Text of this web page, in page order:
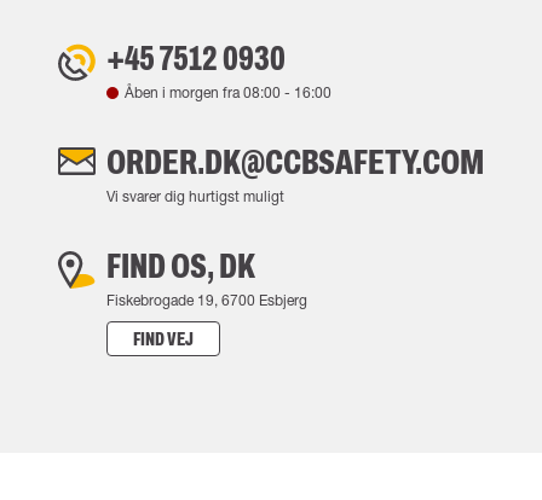
+45 7512 0930
Åben i morgen fra08:00 - 16:00
ORDER.DK@CCBSAFETY.COM
Vi svarer dig hurtigst muligt
FIND OS, DK
Fiskebrogade 19, 6700 Esbjerg
FIND VEJ